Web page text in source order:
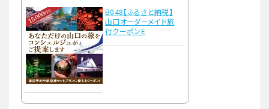
B048【ふるさと納税】
山口オーダーメイド旅
行クーポンE